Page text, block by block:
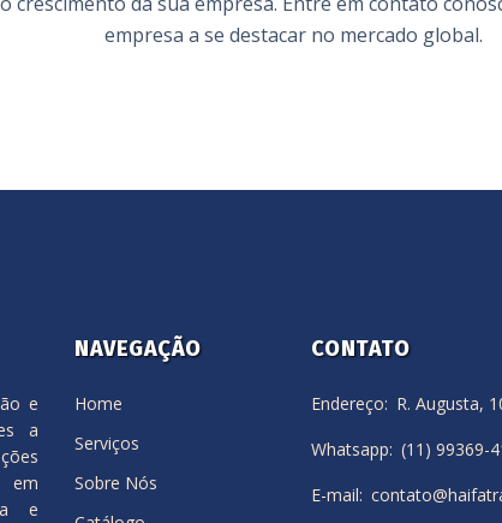
empresa a se destacar no mercado global.
e
a
em
e
NAVEGAÇÃO
Home
Serviços
Sobre Nós
CONTATO
Endereço
R. Augusta,
Whatsapp (11) 99369-
E-mail